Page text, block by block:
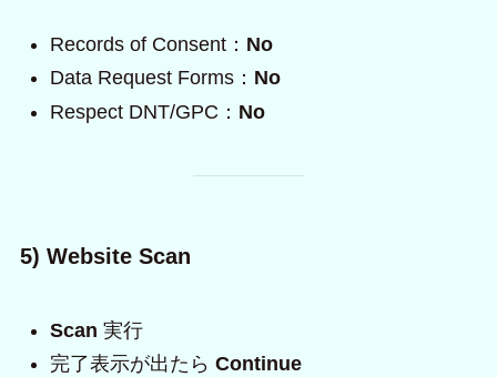
Records of Consent： No
Data Request Forms： No
Respect DNT/GPC： No
5) Website Scan
Scan 実行
完了表示が出たら Continue